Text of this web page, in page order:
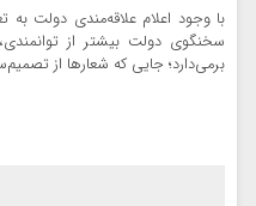
با وجود اعلام علاقه‌مندی دولت
سخنگوی دولت بیشتر از
برمی‌دارد؛ جایی که شعارها از